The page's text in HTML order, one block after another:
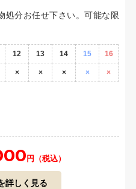
処分お任せ下さい。可能な限
12 13 14 15 16
× × × × ×
円（税込）
詳しく見る